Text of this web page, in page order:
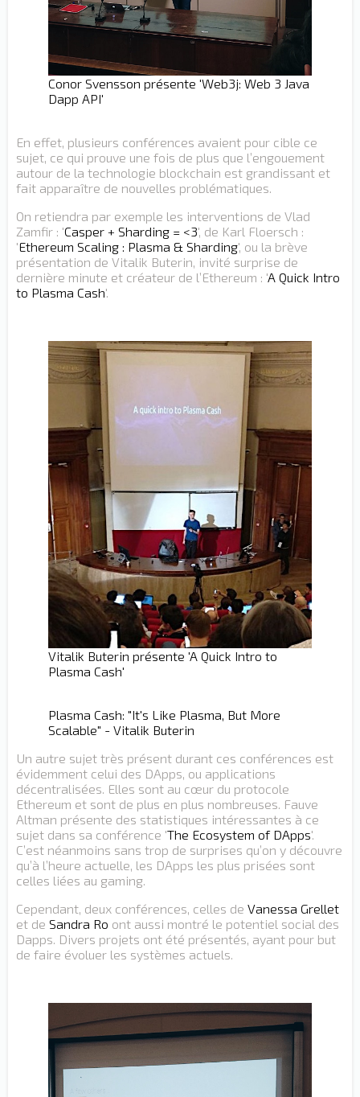
Conor Svensson présente 'Web3j: Web 3 Java
Dapp API'
En effet, plusieurs conférences avaient pour cible ce
sujet, ce qui prouve une fois de plus que l’engouement
autour de la technologie blockchain est grandissant et
fait apparaître de nouvelles problématiques.
On retiendra par exemple les interventions de Vlad
Zamfir : 'Casper + Sharding = <3', de Karl Floersch :
'Ethereum Scaling : Plasma & Sharding', ou la brève
présentation de Vitalik Buterin, invité surprise de
dernière minute et créateur de l’Ethereum : 'A Quick Intro
to Plasma Cash'.
Vitalik Buterin présente 'A Quick Intro to
Plasma Cash'
Plasma Cash: "It's Like Plasma, But More
Scalable" - Vitalik Buterin
Un autre sujet très présent durant ces conférences est
évidemment celui des DApps, ou applications
décentralisées. Elles sont au cœur du protocole
Ethereum et sont de plus en plus nombreuses. Fauve
Altman présente des statistiques intéressantes à ce
sujet dans sa conférence 'The Ecosystem of DApps'.
C’est néanmoins sans trop de surprises qu’on y découvre
qu’à l’heure actuelle, les DApps les plus prisées sont
celles liées au gaming.
Cependant, deux conférences, celles de Vanessa Grellet
et de Sandra Ro ont aussi montré le potentiel social des
Dapps. Divers projets ont été présentés, ayant pour but
de faire évoluer les systèmes actuels.